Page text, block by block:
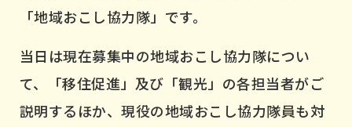
「地域おこし協力隊」です。
当日は現在募集中の地域おこし協力隊につい
て、「移住促進」及び「観光」の各担当者がご
説明するほか、現役の地域おこし協力隊員も対